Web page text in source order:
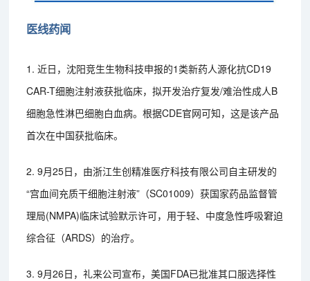
医线药闻
1. 近日，沈阳竞生生物科技申报的1类新药人源化抗CD19
CAR-T细胞注射液获批临床，拟开发治疗复发/难治性成人B
细胞急性淋巴细胞白血病。根据CDE官网可知，这是该产品
首次在中国获批临床。
2. 9月25日，由浙江生创精准医疗科技有限公司自主研发的
“宫血间充质干细胞注射液”（SC01009）获国家药品监督管
理局(NMPA)临床试验默示许可，用于轻、中度急性呼吸窘迫
综合征（ARDS）的治疗。
3. 9月26日，礼来公司宣布，美国FDA已批准其口服选择性